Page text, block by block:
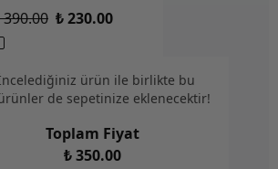
390.00 ₺ 230.00
ürün ile birlikte bu
de sepetinize eklenecektir!
Toplam Fiyat
₺ 350.00